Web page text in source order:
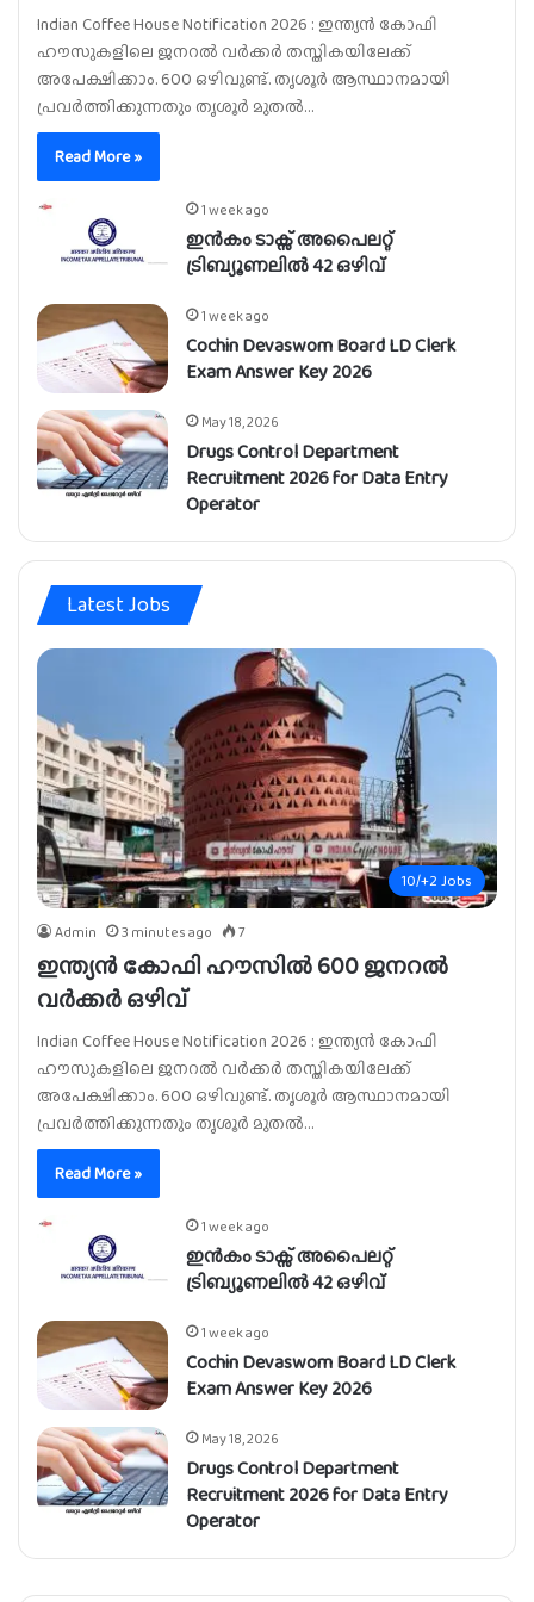
Indian Coffee House Notification 2026 : ഇന്ത്യൻ കോഫി
ഹൗസുകളിലെ ജനറൽ വർക്കർ തസ്തികയിലേക്ക്
അപേക്ഷിക്കാം. 600 ഒഴിവുണ്ട്. തൃശൂർ ആസ്ഥാനമായി
പ്രവർത്തിക്കുന്നതും തൃശൂർ മുതൽ…
Read More »
1 week ago
ഇൻകം ടാക്സ് അപൈലറ്റ്
ട്രിബ്യൂണലിൽ 42 ഒഴിവ്
1 week ago
Cochin Devaswom Board LD Clerk
Exam Answer Key 2026
May 18, 2026
Drugs Control Department
Recruitment 2026 for Data Entry
Operator
Latest Jobs
10/+2 Jobs
Admin 3 minutes ago 7
ഇന്ത്യൻ കോഫി ഹൗസിൽ 600 ജനറൽ
വർക്കർ ഒഴിവ്
Indian Coffee House Notification 2026 : ഇന്ത്യൻ കോഫി
ഹൗസുകളിലെ ജനറൽ വർക്കർ തസ്തികയിലേക്ക്
അപേക്ഷിക്കാം. 600 ഒഴിവുണ്ട്. തൃശൂർ ആസ്ഥാനമായി
പ്രവർത്തിക്കുന്നതും തൃശൂർ മുതൽ…
Read More »
1 week ago
ഇൻകം ടാക്സ് അപൈലറ്റ്
ട്രിബ്യൂണലിൽ 42 ഒഴിവ്
1 week ago
Cochin Devaswom Board LD Clerk
Exam Answer Key 2026
May 18, 2026
Drugs Control Department
Recruitment 2026 for Data Entry
Operator